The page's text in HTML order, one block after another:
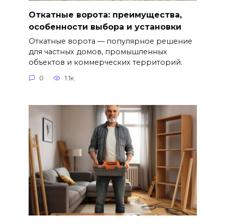
Откатные ворота: преимущества,
особенности выбора и установки
Откатные ворота — популярное решение
для частных домов, промышленных
объектов и коммерческих территорий.
0 1.1к.